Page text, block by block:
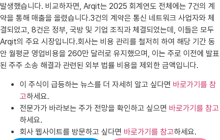
발생했습니다. 비교하자면, Arqit는 2025 회계연도 전체에는 7건의 계
약을 통해 매출을 올렸습니다.3건의 계약은 통신 네트워크 사업자와 체
결되었고, 8건은 정부, 국방 및 기업 조직과 체결되었는데, 이들은 모두
Arqit의 주요 시장입니다.회사는 비용 관리를 철저히 하여 해당 기간 동
안 월평균 영업비용을 260만 달러로 유지했으며, 이는 주로 이전에 발표
된 주주 소송 해결과 관련된 외부 법률 비용을 제외한 금액입니다.
이 주식이 급등하는 뉴스를 더 자세히 알고 싶다면 바로가기를 참
고하세요.
전문가가 바라보는 주가 전망을 확인하고 싶으면 바로가기를 참고
하세요.
회사 웹사이트를 방문하고 싶다면 바로가기를 참고하세요.